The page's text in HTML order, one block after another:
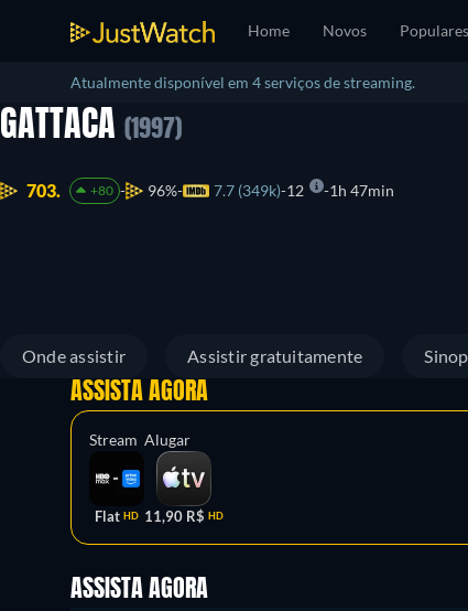
Home Novos Populares
Atualmente disponível em 4 serviços de streaming.
GATTACA (1997)
703. +80 96% 7.7 (349k) 12 1h 47min
Onde assistir Assistir gratuitamente
ASSISTA AGORA
Stream
Flat HD
Alugar
11,90 R$ HD
ASSISTA AGORA